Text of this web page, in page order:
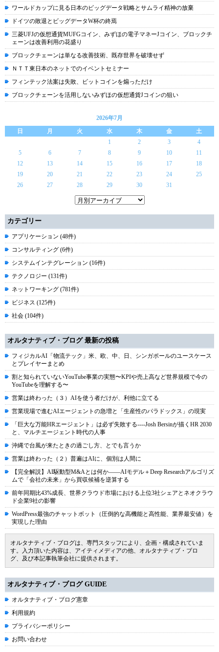
ワールドカップに見る日本のビッグデータ戦略とサムライ精神の放棄
ドイツの敗退とビッグデータW杯の終焉
三菱UFJの仮想通貨MUFGコイン、みずほの電子マネーJコイン、ブロックチ
ェーンは改善利用の花盛り
ブロックチェーンは単なる改善技術、既存世界を破壊せず
ＮＴＴ東日本のネットでのイベントセミナー
フィンテック法案は失敗、ビットコインを煽っただけ
ブロックチェーンを活用しないみずほの仮想通貨Jコインの狙い
2026年7月
日
月 火 水 木 金
土
1
2 3
4
5
6 7 8 9 10
11
12
13 14 15 16 17
18
19
20 21 22 23 24
25
26
27 28 29 30 31
カテゴリー
アプリケーション (48件)
コンサルティング (6件)
システムインテグレーション (16件)
テクノロジー (131件)
ネットワーキング (781件)
ビジネス (125件)
社会 (104件)
オルタナティブ・ブログ 最新の投稿
フィジカルAI「物流テック」米、欧、中、日、シンガポールのユースケース
とプレイヤーまとめ
割と知られていないYouTube事業の実態〜KPIや売上高など世界規模で今の
YouTubeを理解する〜
営業は終わった（３）AIを使う者だけが、利他に立てる
営業現場で進むAIエージェントの急増と「生産性のパラドックス」の現実
「巨大な万能HRエージェント」は必ず失敗する----Josh Bersinが描くHR 2030
と、マルチエージェント時代の人事
沖縄で台風が来たときの過ごし方、とでも言うか
営業は終わった（２）普遍はAIに、個別は人間に
【完全解説】AI駆動型M&Aとは何か――AIモデル＋Deep Researchアルゴリズ
ムで「会社の未来」から買収候補を逆算する
前年同期比43%成長、世界クラウド市場における上位3社シェアとネオクラウ
ド企業9社の影響
WordPress最強のチャットボット（圧倒的な高機能と高性能、業界最安値）を
実現した理由
オルタナティブ・ブログは、専門スタッフにより、企画・構成されていま
す。入力頂いた内容は、アイティメディアの他、オルタナティブ・ブロ
グ、及び本記事執筆会社に提供されます。
オルタナティブ・ブログ GUIDE
オルタナティブ・ブログ憲章
利用規約
プライバシーポリシー
お問い合わせ